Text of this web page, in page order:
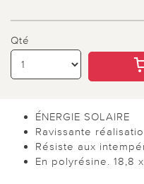
Qté
ÉNERGIE SOLAIRE
Ravissante
Résiste aux
En polyrésine. 18,8